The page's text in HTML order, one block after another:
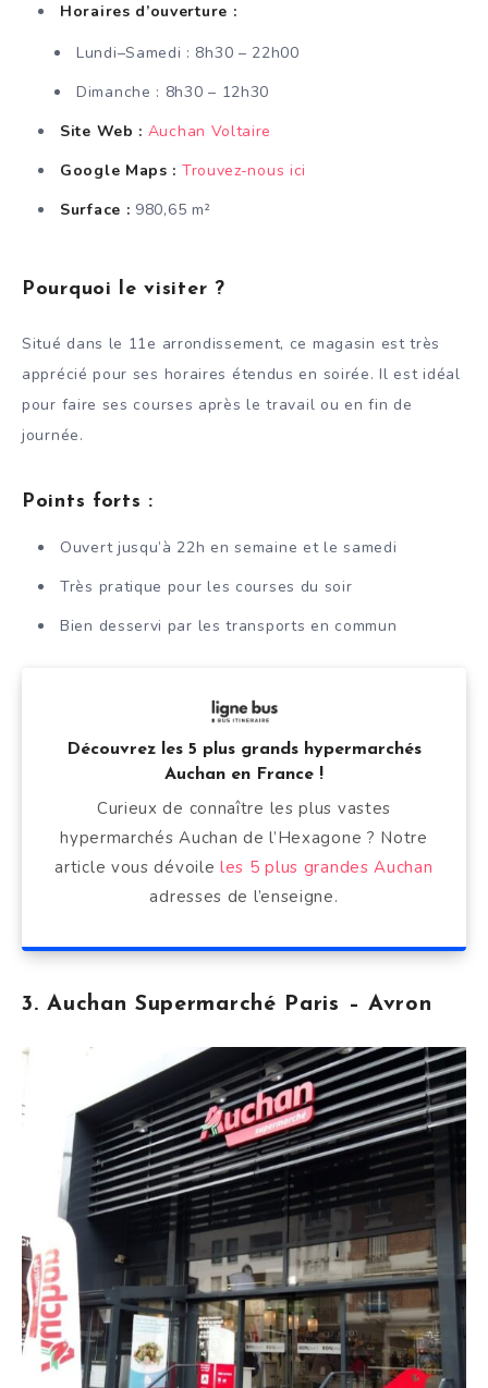
Horaires d’ouverture :
Lundi–Samedi : 8h30 – 22h00
Dimanche : 8h30 – 12h30
Site Web : Auchan Voltaire
Google Maps : Trouvez-nous ici
Surface : 980,65 m²
Pourquoi le visiter ?
Situé dans le 11e arrondissement, ce magasin est très
apprécié pour ses horaires étendus en soirée. Il est idéal
pour faire ses courses après le travail ou en fin de
journée.
Points forts :
Ouvert jusqu’à 22h en semaine et le samedi
Très pratique pour les courses du soir
Bien desservi par les transports en commun
Découvrez les 5 plus grands hypermarchés
Auchan en France !
Curieux de connaître les plus vastes
hypermarchés Auchan de l’Hexagone ? Notre
article vous dévoileles 5 plus grandes Auchan
adresses de l’enseigne.
3. Auchan Supermarché Paris – Avron